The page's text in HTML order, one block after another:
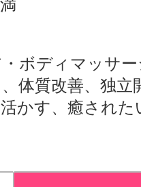
ボディマッサ
体質改善、独立
かす、癒された